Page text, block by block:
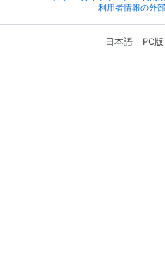
利用者情報の外
日本語 PC版